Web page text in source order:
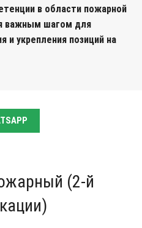
в области пожарной
важным шагом для
и укрепления позиций на
(2-й